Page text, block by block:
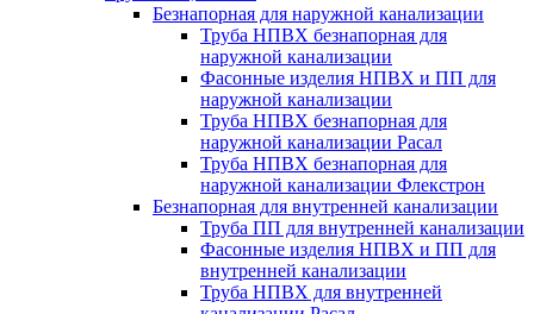
Безнапорная для наружной канализации
Труба НПВХ безнапорная для
наружной канализации
Фасонные изделия НПВХ и ПП для
наружной канализации
Труба НПВХ безнапорная для
наружной канализации Расал
Труба НПВХ безнапорная для
наружной канализации Флекстрон
Безнапорная для внутренней канализации
Труба ПП для внутренней канализации
Фасонные изделия НПВХ и ПП для
внутренней канализации
Труба НПВХ для внутренней